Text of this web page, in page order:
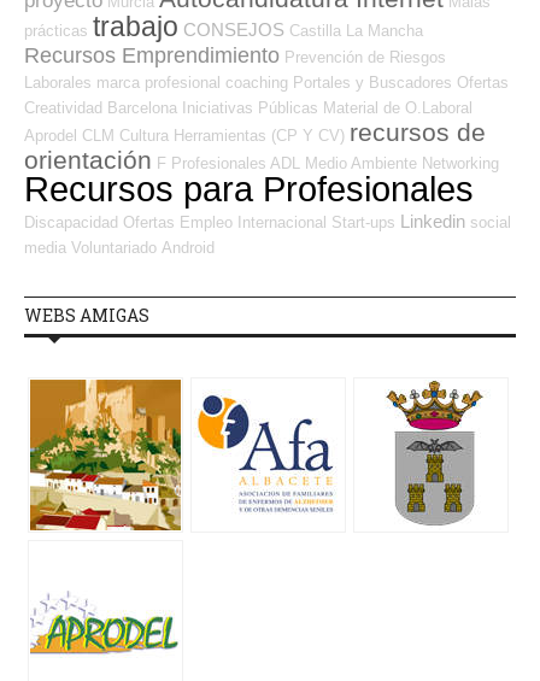
prácticas trabajo CONSEJOS Castilla La Mancha
Recursos Emprendimiento Prevención de Riesgos
Laborales marca profesional coaching Portales y Buscadores Ofertas
Creatividad Barcelona Iniciativas Públicas Material de O.Laboral
Aprodel CLM Cultura Herramientas (CP Y CV) recursos de
orientación F Profesionales ADL Medio Ambiente Networking
Recursos para Profesionales
Discapacidad Ofertas Empleo Internacional Start-ups Linkedin social
media Voluntariado Android
WEBS AMIGAS